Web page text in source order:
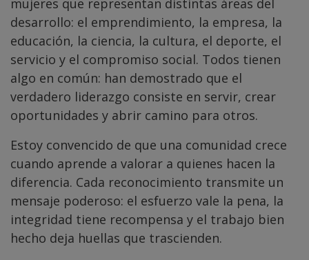
desarrollo: el emprendimiento, la empresa, la
educación, la ciencia, la cultura, el deporte, el
servicio y el compromiso social. Todos tienen
algo en común: han demostrado que el
verdadero liderazgo consiste en servir, crear
oportunidades y abrir camino para otros.
Estoy convencido de que una comunidad crece
cuando aprende a valorar a quienes hacen la
diferencia. Cada reconocimiento transmite un
mensaje poderoso: el esfuerzo vale la pena, la
integridad tiene recompensa y el trabajo bien
hecho deja huellas que trascienden.